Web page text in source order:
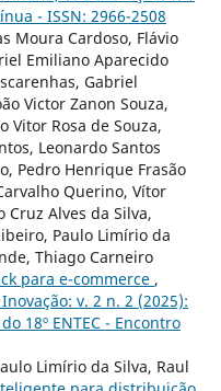
- ISSN: 2966-2508
Moura Cardoso, Flávio
Emiliano Aparecido
Gabriel
Victor Zanon Souza,
Vitor Rosa de Souza,
Leonardo Santos
Pedro Henrique Frasão
Querino, Vítor
Cruz Alves da Silva,
Paulo Limírio da
Thiago Carneiro
para e-commerce ,
v. 2 n. 2 (2025):
18º ENTEC - Encontro
Limírio da Silva, Raul